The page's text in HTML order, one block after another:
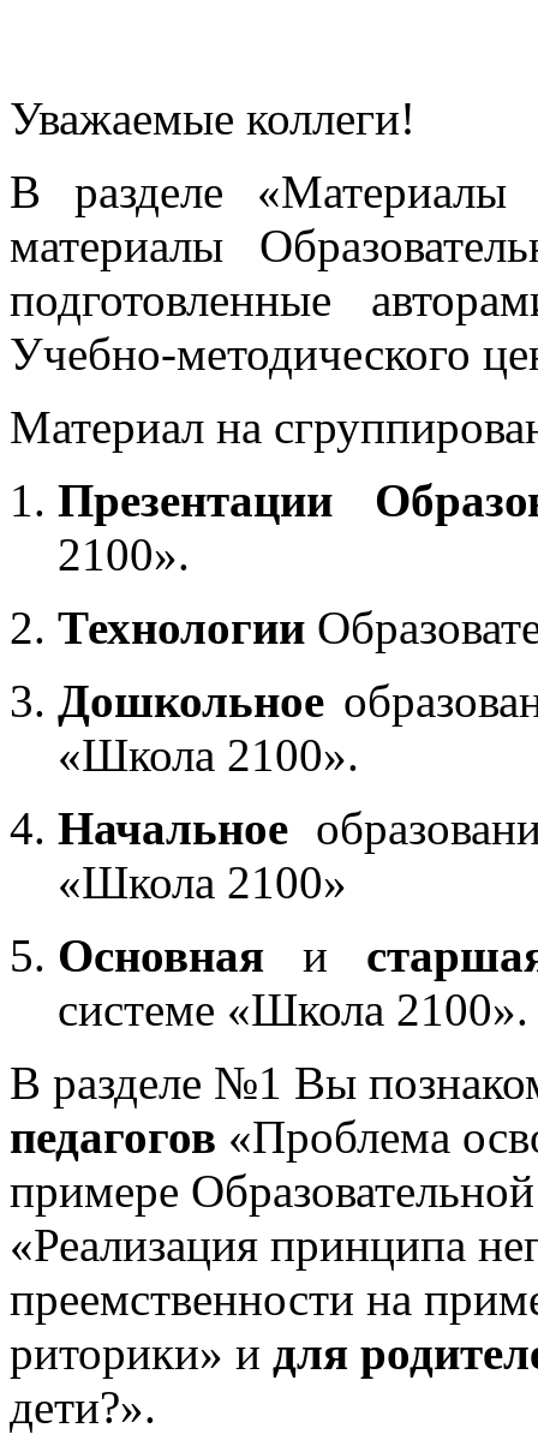
Уважаемые коллеги!
В разделе «Материалы
материалы
подготовленные
Учебно-методического
Материал на
Презентации
2100».
Технологии
Дошкольное
«Школа 2100».
Начальное
«Школа 2100»
Основная и
системе «Школа 2100».
В разделе №1 Вы
педагогов «Проблема
примере
«Реализация принципа
преемственности на
риторики» и для
дети?».